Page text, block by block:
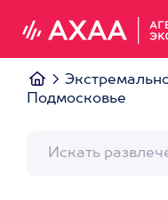
Подмосковье